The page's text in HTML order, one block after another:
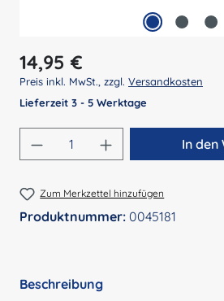
Regulärer Preis:
14,95 €
Preis inkl. MwSt., zzgl. Versandkosten
Lieferzeit 3 - 5 Werktage
Produkt Anzahl: GibIn
Zum Merkzettel hinzufügen
Produktnummer: 0045181
Beschreibung